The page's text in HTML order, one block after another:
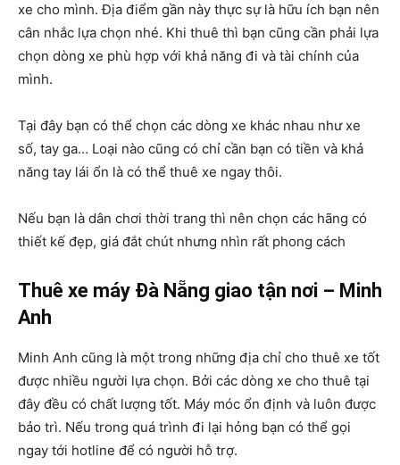
xe cho mình. Địa điểm gần này thực sự là hữu ích bạn nên
cân nhắc lựa chọn nhé. Khi thuê thì bạn cũng cần phải lựa
chọn dòng xe phù hợp với khả năng đi và tài chính của
mình.
Tại đây bạn có thể chọn các dòng xe khác nhau như xe
số, tay ga… Loại nào cũng có chỉ cần bạn có tiền và khả
năng tay lái ổn là có thể thuê xe ngay thôi.
Nếu bạn là dân chơi thời trang thì nên chọn các hãng có
thiết kế đẹp, giá đắt chút nhưng nhìn rất phong cách
Thuê xe máy Đà Nẵng giao tận nơi – Minh
Anh
Minh Anh cũng là một trong những địa chỉ cho thuê xe tốt
được nhiều người lựa chọn. Bởi các dòng xe cho thuê tại
đây đều có chất lượng tốt. Máy móc ổn định và luôn được
bảo trì. Nếu trong quá trình đi lại hỏng bạn có thể gọi
ngay tới hotline để có người hỗ trợ.